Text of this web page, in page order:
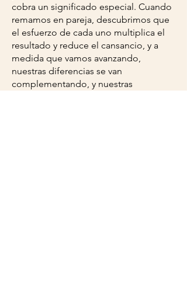
cobra un significado especial. Cuando
remamos en pareja, descubrimos que
el esfuerzo de cada uno multiplica el
resultado y reduce el cansancio, y a
medida que vamos avanzando,
nuestras diferencias se van
complementando, y nuestras